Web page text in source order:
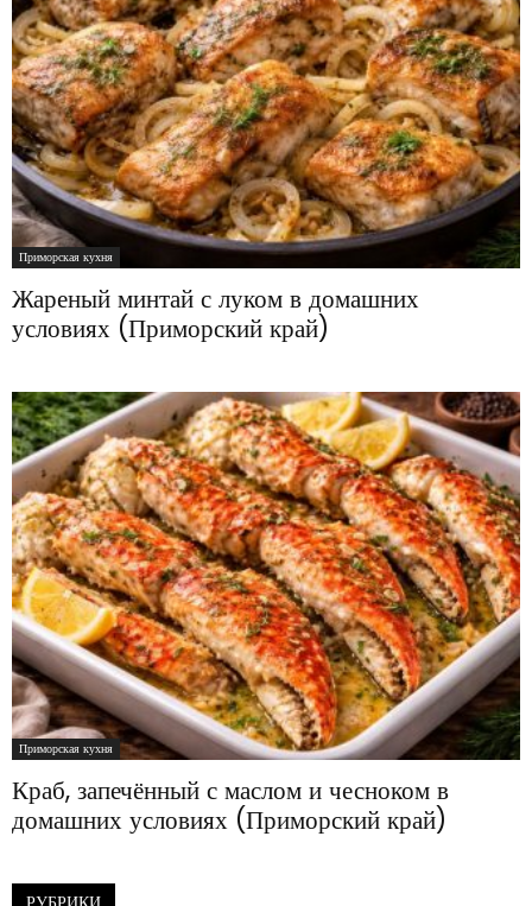
Приморская кухня
Жареный минтай с луком в домашних
условиях (Приморский край)
Приморская кухня
Краб, запечённый с маслом и чесноком в
домашних условиях (Приморский край)